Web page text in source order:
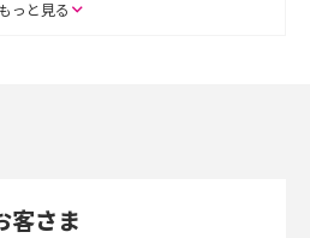
ャンルや楽しみ方を解説
方法ごとの影響や復活・復元する方法も
ット・デメリット、利用までの流れを解説
もっと見る
客さま